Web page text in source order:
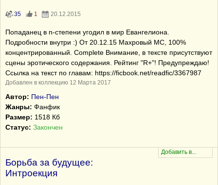
35 1 20.12.2015
Попаданец в n-степени угодил в мир Евангелиона.
Подробности внутри :) От 20.12.15 Махровый МС, 100%
концентрированный. Сomplete Внимание, в тексте присутствуют
сцены эротического содержания. Рейтинг "R+"! Предупреждаю!
Ссылка на текст по главам: https://ficbook.net/readfic/3367987
Добавлен в коллекцию 12 Марта 2017
Автор: Пен-Пен
Жанры: Фанфик
Размер: 1518 Кб
Статус: Закончен
Борьба за будущее:
Интроекция